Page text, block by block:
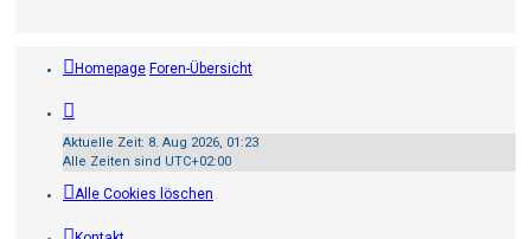
Homepage Foren-Übersicht
Aktuelle Zeit: 8. Aug 2026, 01:23
Alle Zeiten sind UTC+02:00
Alle Cookies löschen